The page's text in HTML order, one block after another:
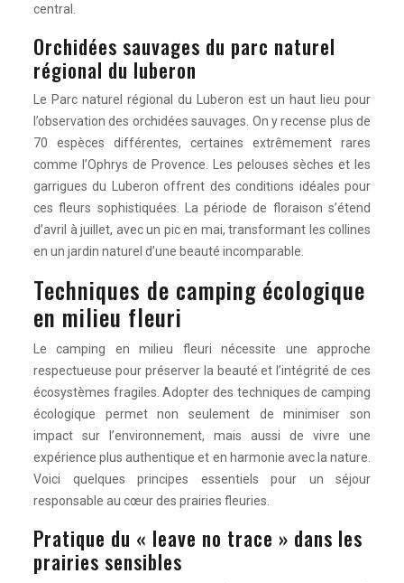
central.
Orchidées sauvages du parc naturel
régional du luberon
Le Parc naturel régional du Luberon est un haut lieu pour
l’observation des orchidées sauvages. On y recense plus de
70 espèces différentes, certaines extrêmement rares
comme l’Ophrys de Provence. Les pelouses sèches et les
garrigues du Luberon offrent des conditions idéales pour
ces fleurs sophistiquées. La période de floraison s’étend
d’avril à juillet, avec un pic en mai, transformant les collines
en un jardin naturel d’une beauté incomparable.
Techniques de camping écologique
en milieu fleuri
Le camping en milieu fleuri nécessite une approche
respectueuse pour préserver la beauté et l’intégrité de ces
écosystèmes fragiles. Adopter des techniques de camping
écologique permet non seulement de minimiser son
impact sur l’environnement, mais aussi de vivre une
expérience plus authentique et en harmonie avec la nature.
Voici quelques principes essentiels pour un séjour
responsable au cœur des prairies fleuries.
Pratique du « leave no trace » dans les
prairies sensibles